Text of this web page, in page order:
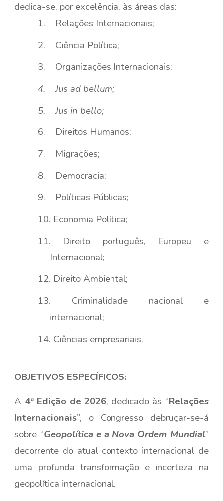
dedica-se, por excelência, às áreas das:
1. Relações Internacionais;
2. Ciência Política;
3. Organizações Internacionais;
4.
Jus ad bellum;
5.
Jus in bello;
6. Direitos Humanos;
7. Migrações;
8. Democracia;
9. Políticas Públicas;
10. Economia Política;
11. Direito português, Europeu e
Internacional;
12. Direito Ambiental;
13. Criminalidade nacional e
internacional;
14. Ciências empresariais.
OBJETIVOS ESPECÍFICOS:
A 4ª Edição de 2026, dedicado às “Relações
Internacionais”, o Congresso debruçar-se-á
sobre “Geopolítica e a Nova Ordem Mundial”
decorrente do atual contexto internacional de
uma profunda transformação e incerteza na
geopolítica internacional.